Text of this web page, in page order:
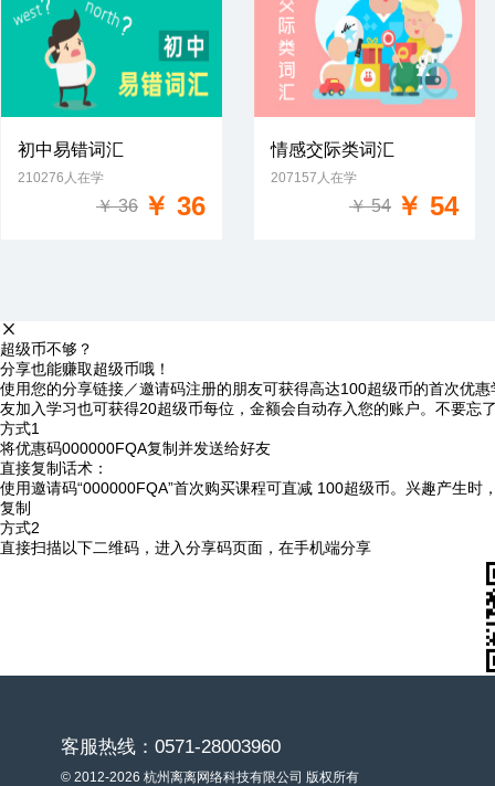
免费试学
初中易错词汇
210276人在学
￥ 36 ￥ 36
免费试学
情感交际类词汇
207157人在学
￥ 54 ￥ 54
超级币不够？
分享也能赚取超级币哦！
使用您的分享链接／邀请码注册的朋友可获得高达100超级币的首次优
友加入学习也可获得20超级币每位，金额会自动存入您的账户。不要忘
方式1
将优惠码000000FQA复制并发送给好友
直接复制话术：
使用邀请码“000000FQA”首次购买课程可直减 100超级币。兴趣产生时
复制
方式2
直接扫描以下二维码，进入分享码页面，在手机端分享
客服热线：0571-28003960
© 2012-2026 杭州离离网络科技有限公司 版权所有